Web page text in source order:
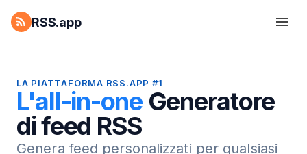
RSS.app
LA PIATTAFORMA RSS.APP #1
L'all-in-one Generatore
di feed RSS
Genera feed personalizzati per qualsiasi